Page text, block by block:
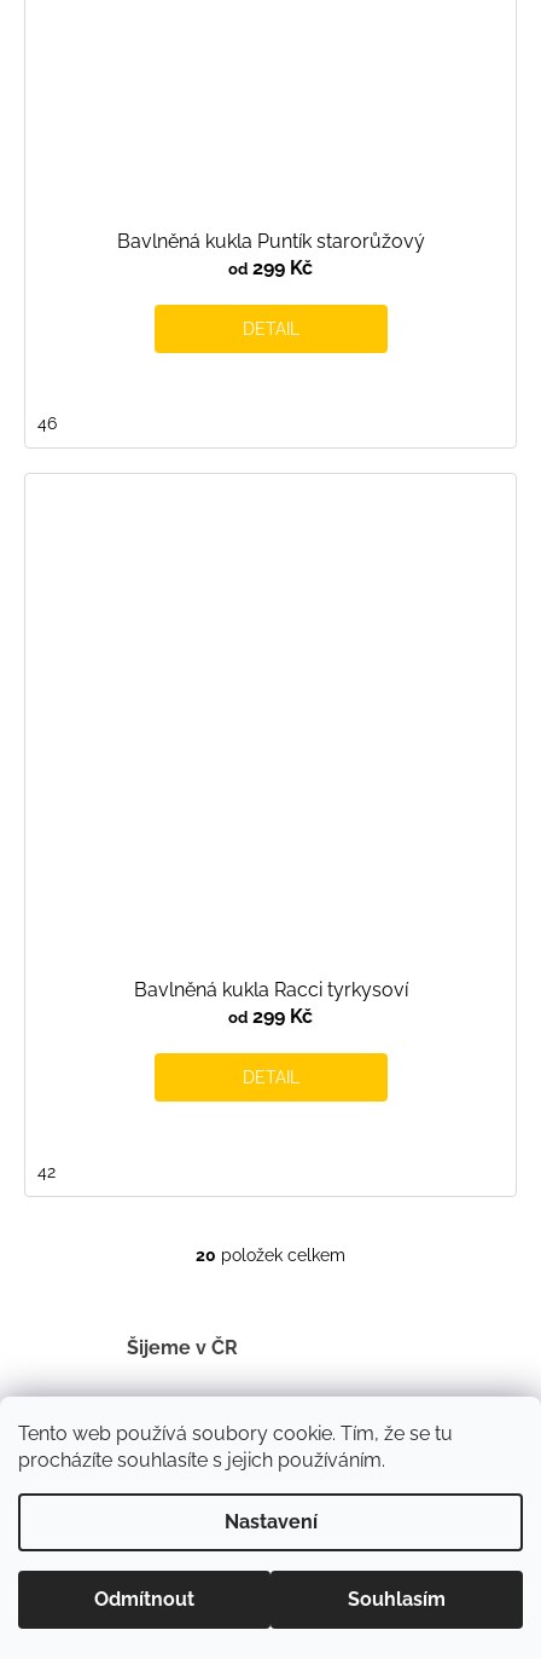
Tento web používá soubory cookie. Tím, že se tu
procházíte souhlasíte s jejich používáním.
Nastavení
Odmítnout Souhlasím
Bavlněná kukla Puntík starorůžový
od 299 Kč
DETAIL
46
Bavlněná kukla Racci tyrkysoví
od 299 Kč
DETAIL
42
O
a
c
í
p
v
k
20 položek celkem
Šijeme v ČR
Máte 21 dní na vrácení